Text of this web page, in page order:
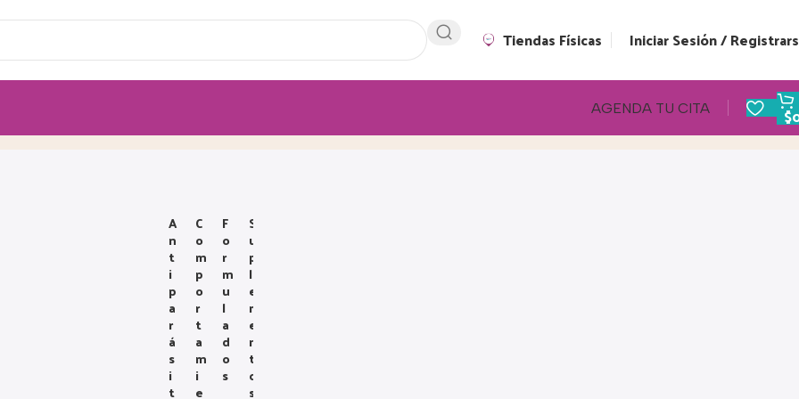
Tiendas Físicas Iniciar Sesión /
AGENDA TU CITA $
A
N
T
I
P
A
R
Á
S
I
T
C
O
M
P
O
R
T
A
M
I
E
F
O
R
M
U
L
A
D
O
S
S
U
P
L
E
M
E
N
T
O
S